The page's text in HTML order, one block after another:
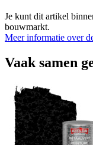
Je kunt dit artikel
bouwmarkt.
Meer informatie over
Vaak samen